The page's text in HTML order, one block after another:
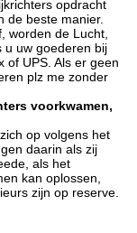
opdracht
de beste manier.
worden de Lucht,
u uw goederen bij
of UPS. Als er geen
plz me zonder
voorkwamen,
op volgens het
daarin als zij
als het
kan oplossen,
zijn op reserve.